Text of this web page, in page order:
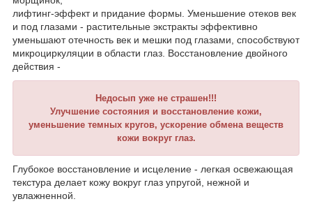
лифтинг-эффект и придание формы. Уменьшение отеков век
и под глазами - растительные экстракты эффективно
уменьшают отечность век и мешки под глазами, способствуют
микроциркуляции в области глаз. Восстановление двойного
действия -
Недосып уже не страшен!!!
Улучшение состояния и восстановление кожи,
уменьшение темных кругов, ускорение обмена веществ
кожи вокруг глаз.
Глубокое восстановление и исцеление - легкая освежающая
текстура делает кожу вокруг глаз упругой, нежной и
увлажненной.